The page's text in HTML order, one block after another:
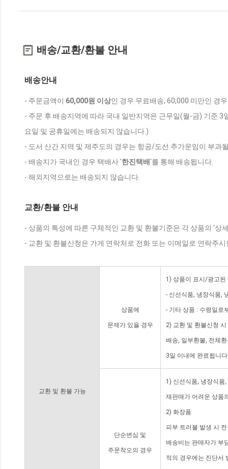
배송/교환/환불 안내
배송안내
- 주문금액이 60,000원 이상인 경우 무료배송, 60,000 미만인 경
- 주문 후 배송지역에 따라 국내 일반지역은 근무일(월-금) 기준
요일 및 공휴일에는 배송되지 않습니다.)
- 도서 산간 지역 및 제주도의 경우는 항공/도선 추가운임이 부과
- 배송지가 국내인 경우 택배사 '한진택배'를 통해 배송됩니다.
- 해외지역으로는 배송되지 않습니다.
교환/환불 안내
- 상품의 특성에 따른 구체적인 교환 및 환불기준은 각 상품의 '상
- 교환 및 환불신청은 가게 연락처로 전화 또는 이메일로 연락주
교환 및 환불 가능
상품에
문제가 있을 경우
1) 상품이 표시/광고된
- 신선식품, 냉장식품,
- 기타 상품 : 수령일로
2) 교환 및 환불신청
배송, 일부환불, 전체
3일 이내에 완료됩니
단순변심 및
주문착오의 경우
1) 신선식품, 냉장식품
재판매가 어려운 상품
2) 화장품
피부 트러블 발생 시
배송비는 판매자가 부
적의 경우에는 진단서